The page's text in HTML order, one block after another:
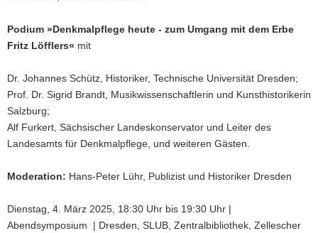
Podium »Denkmalpflege heute - zum Umgang mit dem Erbe
Fritz Löfflers« mit
Dr. Johannes Schütz, Historiker, Technische Universität Dresden;
Prof. Dr. Sigrid Brandt, Musikwissenschaftlerin und Kunsthistorikerin
Salzburg;
Alf Furkert, Sächsischer Landeskonservator und Leiter des
Landesamts für Denkmalpflege, und weiteren Gästen.
Moderation: Hans-Peter Lühr, Publizist und Historiker Dresden
Dienstag, 4. März 2025, 18:30 Uhr bis 19:30 Uhr |
Abendsymposium | Dresden, SLUB, Zentralbibliothek, Zellescher